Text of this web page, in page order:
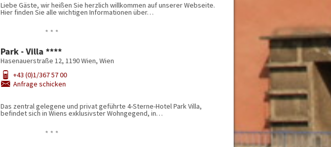
Liebe Gäste, wir heißen Sie herzlich willkommen auf unserer Webseite.
Hier finden Sie alle wichtigen Informationen über…
…
Park - Villa ****
Hasenauerstraße 12, 1190 Wien, Wien
+43 (0)1/367 57 00
Anfrage schicken
Das zentral gelegene und privat geführte 4-Sterne-Hotel Park Villa,
befindet sich in Wiens exklusivster Wohngegend, in…
…